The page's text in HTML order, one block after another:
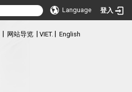
Language 登入
网站导览 VIET. English